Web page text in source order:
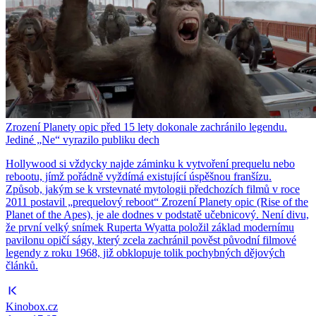
Zrození Planety opic před 15 lety dokonale zachránilo legendu.
Jediné „Ne“ vyrazilo publiku dech
Hollywood si vždycky najde záminku k vytvoření prequelu nebo
rebootu, jímž pořádně vyždímá existující úspěšnou franšízu.
Způsob, jakým se k vrstevnaté mytologii předchozích filmů v roce
2011 postavil „prequelový reboot“ Zrození Planety opic (Rise of the
Planet of the Apes), je ale dodnes v podstatě učebnicový. Není divu,
že první velký snímek Ruperta Wyatta položil základ modernímu
pavilonu opičí ságy, který zcela zachránil pověst původní filmové
legendy z roku 1968, již obklopuje tolik pochybných dějových
článků.
Kinobox.cz